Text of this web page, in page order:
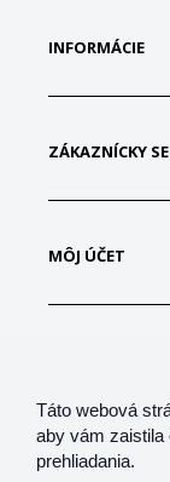
Táto webová
aby vám zaistila
prehliadania.
INFORMÁCIE
ZÁKAZNÍCKY
MÔJ ÚČET